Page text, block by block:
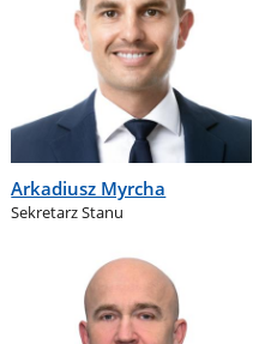
Arkadiusz Myrcha
Sekretarz Stanu